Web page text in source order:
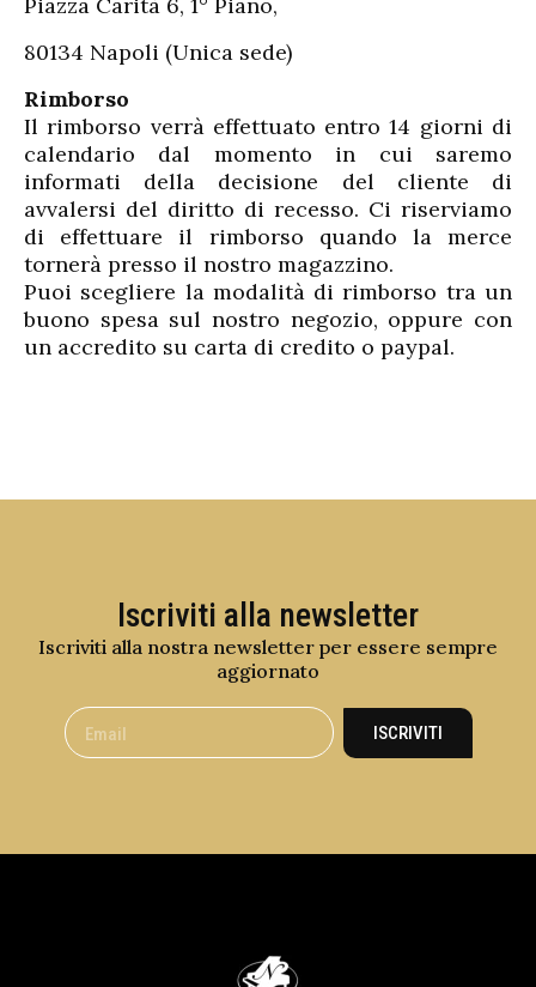
80134 Napoli (Unica sede)
Rimborso
Il rimborso verrà effettuato entro 14 giorni di
calendario dal momento in cui saremo
informati della decisione del cliente di
avvalersi del diritto di recesso. Ci riserviamo
di effettuare il rimborso quando la merce
tornerà presso il nostro magazzino.
Puoi scegliere la modalità di rimborso tra un
buono spesa sul nostro negozio, oppure con
un accredito su carta di credito o paypal.
Iscriviti alla newsletter
Iscriviti alla nostra newsletter per essere sempre
aggiornato
ISCRIVITI